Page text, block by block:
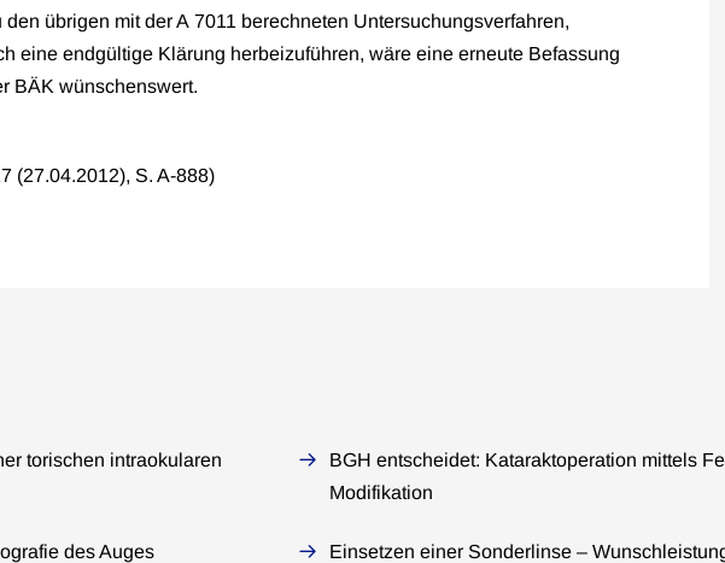
übrigen mit der A 7011 berechneten Untersuchungsverfahren,
eine endgültige Klärung herbeizuführen, wäre eine erneute Befassung
BÄK wünschenswert.
(27.04.2012), S. A-888)
torischen intraokularen
BGH entscheidet: Kataraktoperation mittels
Modifikation
des Auges Einsetzen einer Sonderlinse –